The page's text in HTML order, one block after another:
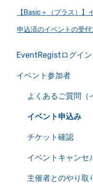
【Basic＋（プラス）
申込済のイベントの受
EventRegistログイン
アカウントの作成
アカウント情報を
サービス利用にお
自動送信メール一覧
イベント参加者
よくあるご質問（
イベント申込み
チケット確認
イベントキャンセ
主催者とのやり取